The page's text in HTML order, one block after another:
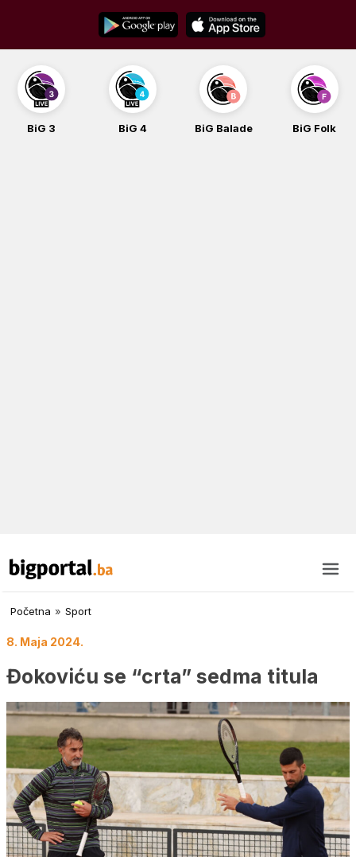
content
BiG 4 BiG Balade BiG Folk BiG iG
Početna » Sport
8. Maja 2024.
Đokoviću se “crta” sedma titula